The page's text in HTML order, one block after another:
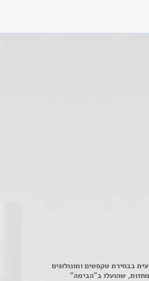
בבחירת טקסטים ומונולוגים
(מתוך למעלה מ – 3500 מחזות, שהועלו ב"הבימה"